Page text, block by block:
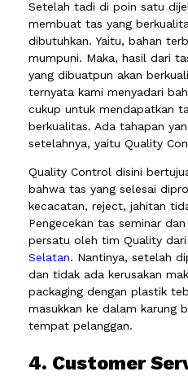
Setelah tadi di poin satu
membuat tas yang
dibutuhkan. Yaitu, bahan
mumpuni. Maka, hasil dari
yang dibuatpun akan
ternyata kami menyadari
cukup untuk mendapatkan
berkualitas. Ada tahapan
setelahnya, yaitu Quality
Quality Control disini
bahwa tas yang selesai
kecacatan, reject, jahitan
Pengecekan tas seminar
persatu oleh tim Quality dari
Selatan. Nantinya, setelah
dan tidak ada kerusakan
packaging dengan plastik
masukkan ke dalam karung
tempat pelanggan.
4. Customer